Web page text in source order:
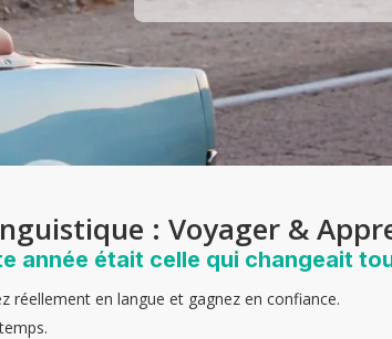
: Voyager &
année était celle qui changeait
réellement en langue et gagnez en confiance.